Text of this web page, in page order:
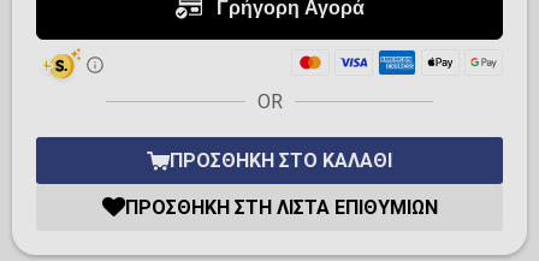
OR
ΠΡΟΣΘΉΚΗ ΣΤΟ ΚΑΛΆΘΙ
ΠΡΟΣΘΉΚΗ ΣΤΗ ΛΊΣΤΑ ΕΠΙΘΥΜΙΏΝ